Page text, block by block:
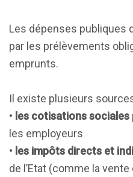
Les dépenses publiques
par les prélèvements
emprunts.
Il existe plusieurs
• les cotisations sociales
les employeurs
• les impôts directs et
de l’Etat (comme la